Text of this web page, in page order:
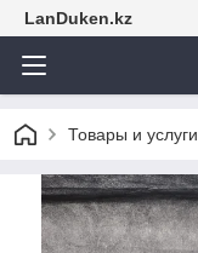
LanDuken.kz
Товары и услуги